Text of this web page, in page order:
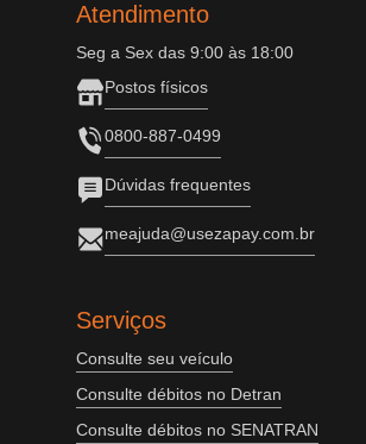
Atendimento
Seg a Sex das 9:00 às 18:00
Postos físicos
0800-887-0499
Dúvidas frequentes
meajuda@usezapay.com.br
Serviços
Consulte seu veículo
Consulte débitos no Detran
Consulte débitos no SENATRAN